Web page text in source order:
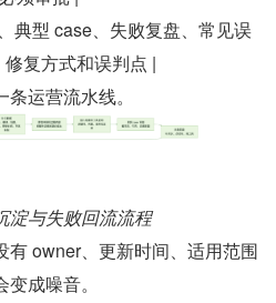
典型 case、失败复盘、常见误
复方式和误判点 |
运营流水线。
淀与失败回流流程
有 owner、更新时间、适用范围
成噪音。